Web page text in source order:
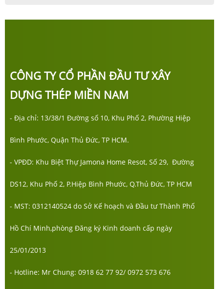
CÔNG TY CỔ PHẦN ĐẦU TƯ XÂY
DỰNG THÉP MIỀN NAM
- Địa chỉ: 13/38/1 Đường số 10, Khu Phố 2, Phường Hiệp
Bình Phước, Quận Thủ Đức, TP HCM.
- VPĐD: Khu Biệt Thự Jamona Home Resot, Số 29, Đường
DS12, Khu Phố 2, P.Hiệp Bình Phước, Q.Thủ Đức, TP HCM
- MST: 0312140524 do Sở Kế hoạch và Đầu tư Thành Phố
Hồ Chí Minh,phòng Đăng ký Kinh doanh cấp ngày
25/01/2013
- Hotline: Mr Chung: 0918 62 77 92/ 0972 573 676